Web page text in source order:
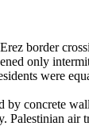
border
only
were
by concrete
Palestinian air